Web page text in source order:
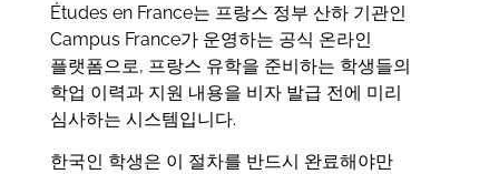
Études en France는 프랑스 정부 산하 기관인
Campus France가 운영하는 공식 온라인
플랫폼으로, 프랑스 유학을 준비하는 학생들의
학업 이력과 지원 내용을 비자 발급 전에 미리
심사하는 시스템입니다.
한국인 학생은 이 절차를 반드시 완료해야만